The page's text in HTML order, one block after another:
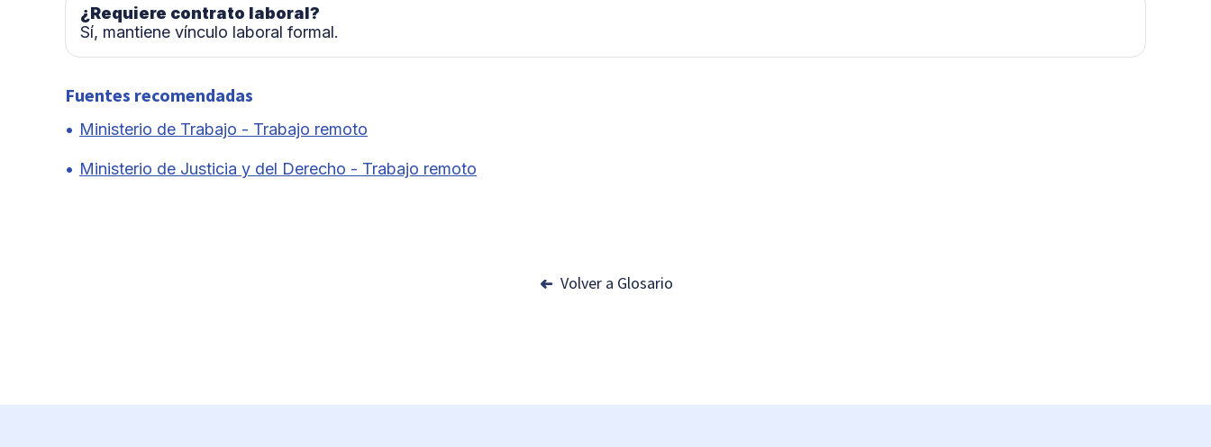
¿Requiere contrato laboral?
Sí, mantiene vínculo laboral formal.
Fuentes recomendadas
Ministerio de Trabajo - Trabajo remoto
Ministerio de Justicia y del Derecho - Trabajo remoto
Volver a Glosario